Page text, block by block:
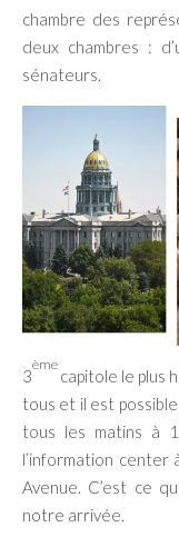
chambre des
deux chambres :
sénateurs.
3
ème
capitole le plus
tous et il est
tous les matins à
l’information center
Avenue. C’est ce
notre arrivée.